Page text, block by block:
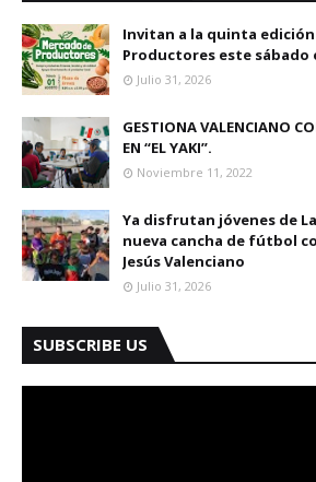
Invitan a la quinta
Productores este sábado
Julio 31, 2026
GESTIONA VALENCIANO
EN “EL YAKI”.
Noviembre 11, 2022
Ya disfrutan jóvenes de
nueva cancha de fútbol
Jesús Valenciano
Julio 31, 2026
SUBSCRIBE US